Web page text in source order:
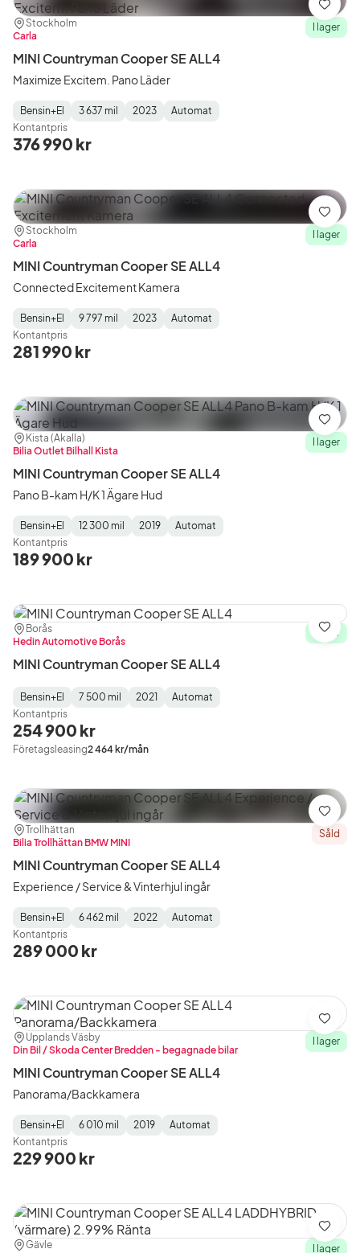
Plats:
Stockholm
Återförsäljare:
Carla
I lager
MINI Countryman Cooper SE ALL4
Maximize Excitem. Pano Läder
Fuel
Type:
Bensin+El
Mätarställning:
3 637 mil
Model
Year:
2023
Gearbox
Type:
Automat
Kontantpris
376 990 kr
Spara
Plats:
Stockholm
Återförsäljare:
Carla
I lager
MINI Countryman Cooper SE ALL4
Connected Excitement Kamera
Fuel
Type:
Bensin+El
Mätarställning:
9 797 mil
Model
Year:
2023
Gearbox
Type:
Automat
Kontantpris
281 990 kr
Spara
Plats:
Kista (Akalla)
Återförsäljare:
Bilia Outlet Bilhall Kista
I lager
MINI Countryman Cooper SE ALL4
Pano B-kam H/K 1 Ägare Hud
Fuel
Type:
Bensin+El
Mätarställning:
12 300 mil
Model
Year:
2019
Gearbox
Type:
Automat
Kontantpris
189 900 kr
Spara
Plats:
Borås
Återförsäljare:
Hedin Automotive Borås
I lager
MINI Countryman Cooper SE ALL4
Fuel
Type:
Bensin+El
Mätarställning:
7 500 mil
Model
Year:
2021
Gearbox
Type:
Automat
Kontantpris
254 900 kr
Företagsleasing2 464 kr/mån
Spara
Plats:
Trollhättan
Återförsäljare:
Bilia Trollhättan BMW MINI
Såld
MINI Countryman Cooper SE ALL4
Experience / Service & Vinterhjul ingår
Fuel
Type:
Bensin+El
Mätarställning:
6 462 mil
Model
Year:
2022
Gearbox
Type:
Automat
Kontantpris
289 000 kr
Spara
Plats:
Upplands Väsby
Återförsäljare:
Din Bil / Skoda Center Bredden - begagnade bilar
I lager
MINI Countryman Cooper SE ALL4
Panorama/Backkamera
Fuel
Type:
Bensin+El
Mätarställning:
6 010 mil
Model
Year:
2019
Gearbox
Type:
Automat
Kontantpris
229 900 kr
Spara
Plats:
Gävle
Återförsäljare: I lager
Spara